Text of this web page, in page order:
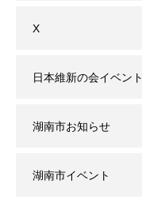
X
日本維新の会イベント
湖南市お知らせ
湖南市イベント